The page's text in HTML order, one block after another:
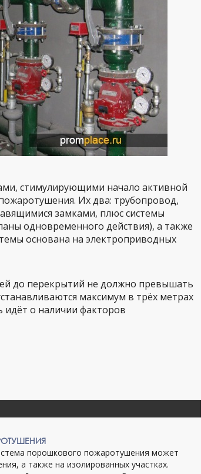
стимулирующими начало активной
Их два: трубопровод,
замками, плюс системы
одновременного действия), а также
основана на электроприводных
до перекрытий не должно превышать
максимум в трёх метрах
идёт о наличии факторов
порошкового пожаротушения может
а также на изолированных участках.